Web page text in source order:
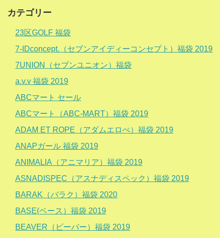
カテゴリー
23区GOLF 福袋
7-IDconcept.（セブンアイディーコンセプト）福袋 2019
7UNION（セブンユニオン）福袋
a.v.v 福袋 2019
ABCマート セール
ABCマート（ABC-MART）福袋 2019
ADAM ET ROPE（アダムエロぺ）福袋 2019
ANAPガール 福袋 2019
ANIMALIA（アニマリア）福袋 2019
ASNADISPEC（アスナディスペック）福袋 2019
BARAK（バラク）福袋 2020
BASE(ベース）福袋 2019
BEAVER（ビーバー）福袋 2019